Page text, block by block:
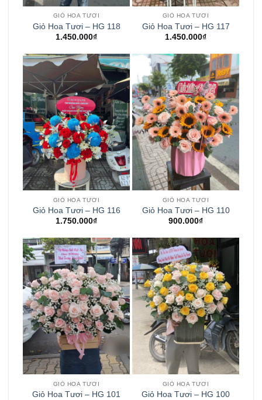
GIỎ HOA TƯƠI
Giỏ Hoa Tươi – HG 118
1.450.000₫
GIỎ HOA TƯƠI
Giỏ Hoa Tươi – HG 117
1.450.000₫
GIỎ HOA TƯƠI
Giỏ Hoa Tươi – HG 116
1.750.000₫
GIỎ HOA TƯƠI
Giỏ Hoa Tươi – HG 110
900.000₫
GIỎ HOA TƯƠI
Giỏ Hoa Tươi – HG 101
GIỎ HOA TƯƠI
Giỏ Hoa Tươi – HG 100